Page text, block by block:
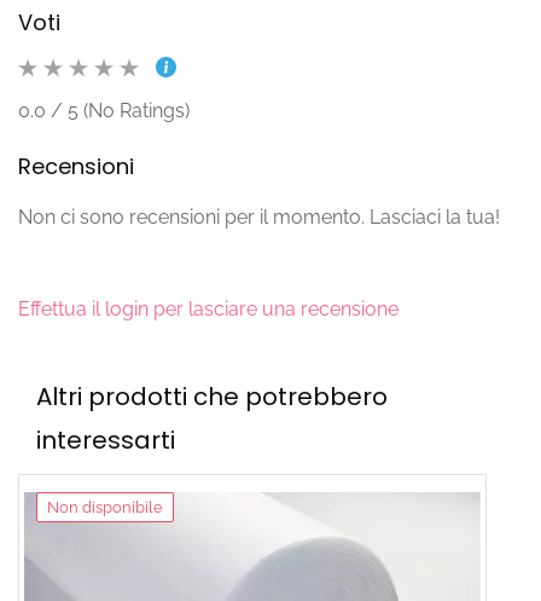
Voti
0.0 / 5 (No Ratings)
Recensioni
Non ci sono recensioni per il momento. Lasciaci la tua!
Effettua il login per lasciare una recensione
Altri prodotti che potrebbero
interessarti
Non disponibile